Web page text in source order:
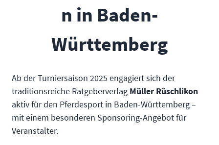
n in Baden-
Württemberg
Ab der Turniersaison 2025 engagiert sich der
traditionsreiche Ratgeberverlag Müller Rüschlikon
aktiv für den Pferdesport in Baden-Württemberg –
mit einem besonderen Sponsoring-Angebot für
Veranstalter.